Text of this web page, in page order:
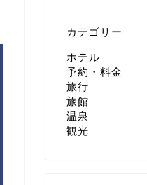
カテゴリー
ホテル
予約・料金
旅行
旅館
温泉
観光